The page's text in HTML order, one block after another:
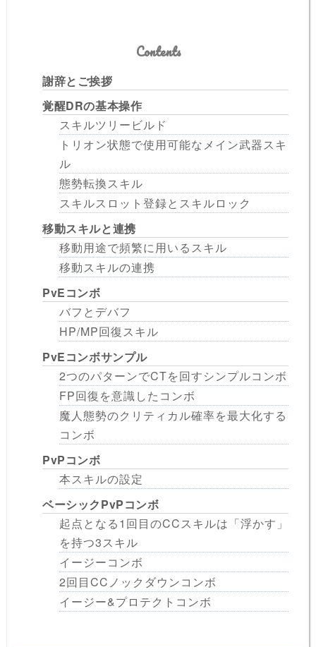
Contents
謝辞とご挨拶
覚醒DRの基本操作
スキルツリービルド
トリオン状態で使用可能なメイン武器スキ
ル
態勢転換スキル
スキルスロット登録とスキルロック
移動スキルと連携
移動用途で頻繁に用いるスキル
移動スキルの連携
PvEコンボ
バフとデバフ
HP/MP回復スキル
PvEコンボサンプル
2つのパターンでCTを回すシンプルコンボ
FP回復を意識したコンボ
魔人態勢のクリティカル確率を最大化する
コンボ
PvPコンボ
本スキルの設定
ベーシックPvPコンボ
起点となる1回目のCCスキルは「浮かす」
を持つ3スキル
イージーコンボ
2回目CCノックダウンコンボ
イージー&プロテクトコンボ